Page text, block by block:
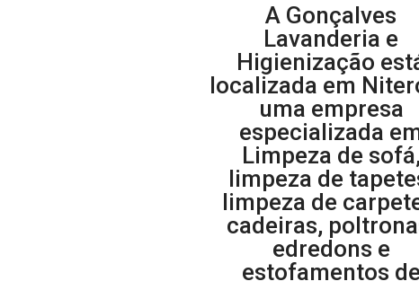
A Gonçalves
Lavanderia e
Higienização
localizada em
uma empresa
especializada
Limpeza de sofá,
limpeza de
limpeza de
cadeiras,
edredons e
estofamentos de